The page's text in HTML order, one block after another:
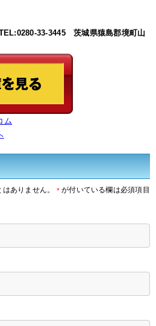
33-3445 茨城県猿島郡境町山
ム
ありません。 *が付いている欄は必須項目